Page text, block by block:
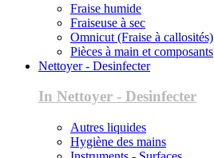
Fraise humide
Fraiseuse à sec
Omnicut (Fraise à callosités)
Pièces à main et composants
Nettoyer - Desinfecter
In Nettoyer - Desinfecter
Autres liquides
Hygiène des mains